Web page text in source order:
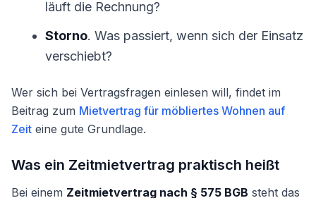
läuft die Rechnung?
Storno. Was passiert, wenn sich der Einsatz
verschiebt?
Wer sich bei Vertragsfragen einlesen will, findet im
Beitrag zum Mietvertrag für möbliertes Wohnen auf
Zeit eine gute Grundlage.
Was ein Zeitmietvertrag praktisch heißt
Bei einem Zeitmietvertrag nach § 575 BGB steht das